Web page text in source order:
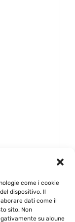
come i cookie
dispositivo. Il
dati come il
sito. Non
su alcune
–
–